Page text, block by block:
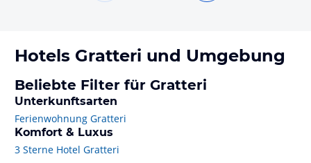
Hotels Gratteri und Umgebung
Beliebte Filter für Gratteri
Unterkunftsarten
Ferienwohnung Gratteri
Komfort & Luxus
3 Sterne Hotel Gratteri